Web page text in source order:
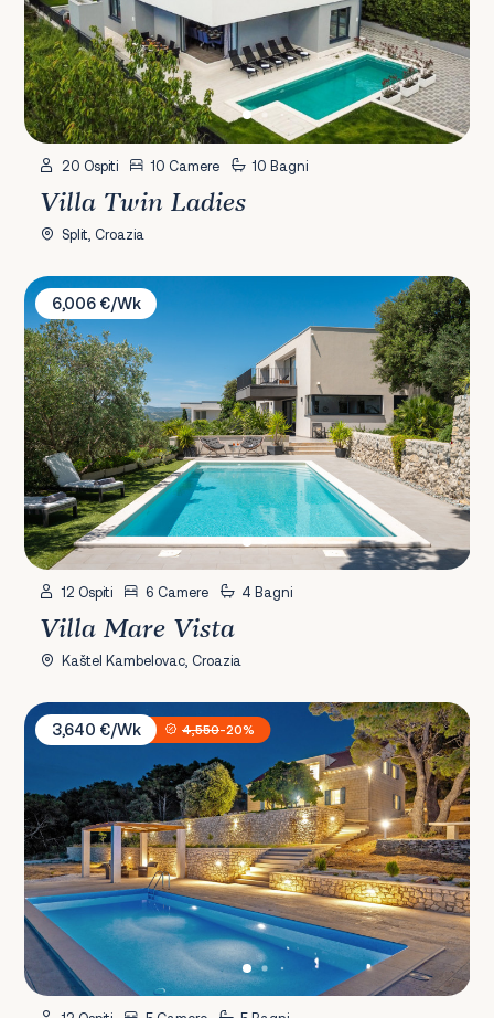
20 Ospiti 10 Camere 10 Bagni
Villa Twin Ladies
Split, Croazia
Villa Mare Vista
6,006 €/Wk
12 Ospiti 6 Camere 4 Bagni
Villa Mare Vista
Kaštel Kambelovac, Croazia
Villa Petrus
3,640 €/Wk
4,550-20%